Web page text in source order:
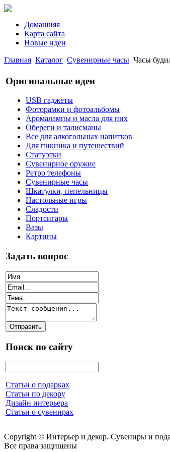
Домашняя
Карта сайта
Новые идеи
Главная Каталог Сувенирные часы Часы
Оригинальные идеи
USB гаджеты
Фоторамки и фотоальбомы
Аромалампы и масла для них
Обереги и талисманы
Все для алкогольных напитков
Для пикника и путешествий
Статуэтки
Сувенирное оружие
Ретро телефоны
Сувенирные часы
Шкатулки, пепельницы
Настольные игры
Сладости
Портсигары
Вазы
Картины
Задать вопрос
Поиск по сайту
Статьи о подарках
Статьи по декору
Дизайн интерьера
Статьи о сувенирах
Copyright © Интерьер и декор. Сувениры и
Все права защищены